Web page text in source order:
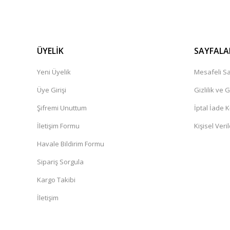
ÜYELİK
Yeni Üyelik
Üye Girişi
Şifremi Unuttum
İletişim Formu
Havale Bildirim Formu
Sipariş Sorgula
Kargo Takibi
İletişim
Mesafeli
Gizlilik ve
İptal İade
Kişisel